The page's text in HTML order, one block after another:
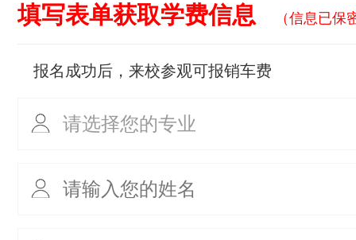
填写表单获取学费信息 （信息已保
报名成功后，来校参观可报销车费